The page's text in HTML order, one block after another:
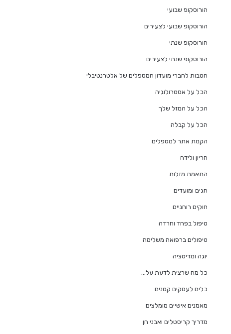
הורוסקופ שבועי
הורוסקופ שבועי לצעירים
הורוסקופ שנתי
הורוסקופ שנתי לצעירים
הטבות לחברי מועדון המטפלים של אלטרנטיבלי
הכל על אסטרולוגיה
הכל על המזל שלך
הכל על קבלה
הקמת אתר למטפלים
הריון ולידה
התאמת מזלות
חגים ומועדים
חוקים רוחניים
טיפול בפחד וחרדה
טיפולים ברפואה משלימה
יוגה ומדיטציה
כל מה שרצית לדעת על…
כלים לעסקים קטנים
מאמנים אישיים מומלצים
מדריך קריסטלים ואבני חן